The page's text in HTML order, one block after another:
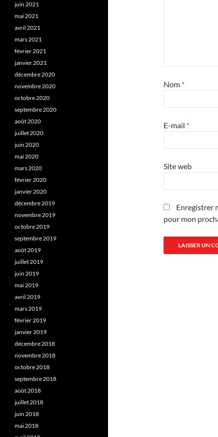
Nom *
E-mail *
Site web
Enregistrer
pour mon
juin 2021
mai 2021
avril 2021
mars 2021
février 2021
janvier 2021
décembre 2020
novembre 2020
octobre 2020
septembre 2020
août 2020
juillet 2020
juin 2020
mai 2020
mars 2020
février 2020
janvier 2020
décembre 2019
novembre 2019
octobre 2019
septembre 2019
août 2019
juillet 2019
juin 2019
mai 2019
avril 2019
mars 2019
février 2019
janvier 2019
décembre 2018
novembre 2018
octobre 2018
septembre 2018
août 2018
juillet 2018
juin 2018
mai 2018